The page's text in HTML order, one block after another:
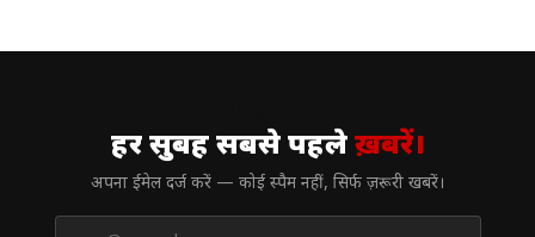
हर सुबह सबसे पहलेख़बरें।
अपना ईमेल दर्ज करें — कोई स्पैम नहीं, सिर्फ ज़रूरी खबरें।